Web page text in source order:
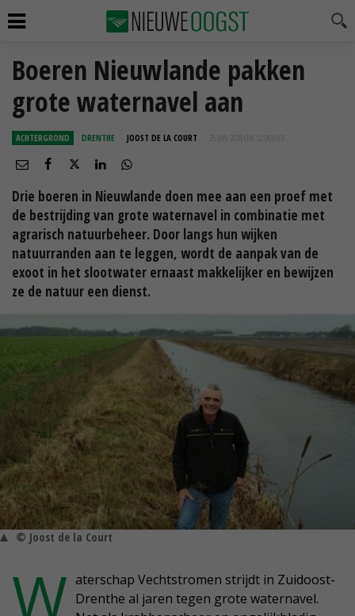
Boeren Nieuwlande pakken
grote waternavel aan
ACHTERGROND DRENTHE JOOST DE LA COURT 25 JAN 2018 OM 12:06
Drie boeren in Nieuwlande doen mee aan een proef met
de bestrijding van grote waternavel in combinatie met
agrarisch natuurbeheer. Door langs hun wijken
natuurranden aan te leggen, wordt de aanpak van de
exoot in het slootwater ernaast makkelijker en bewijzen
ze de natuur een dienst.
© Joost de la Court
W aterschap Vechtstromen strijdt in Zuidoost-
Drenthe al jaren tegen grote waternavel.